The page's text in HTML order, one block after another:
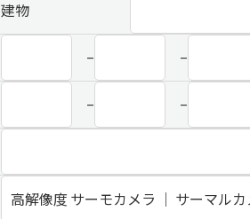
建物
– –
– –